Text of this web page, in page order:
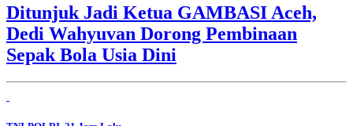
Ditunjuk Jadi Ketua GAMBASI Aceh,
Dedi Wahyuvan Dorong Pembinaan
Sepak Bola Usia Dini